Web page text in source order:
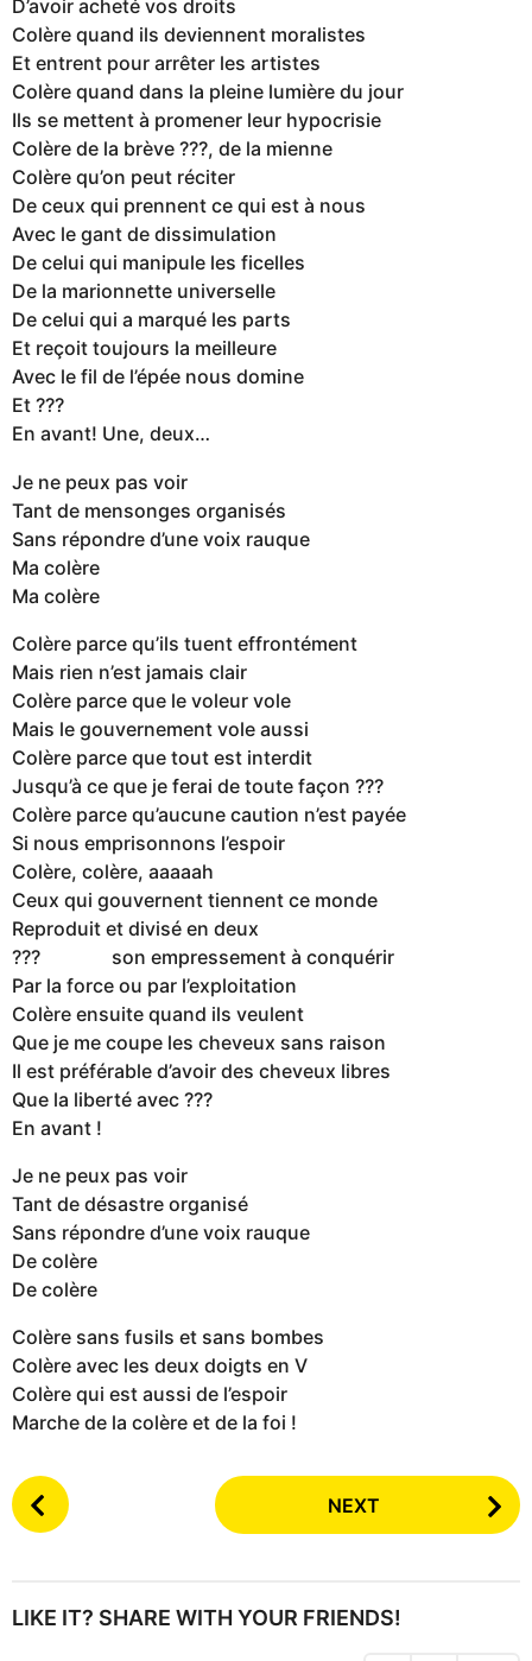
D’avoir acheté vos droits
Colère quand ils deviennent moralistes
Et entrent pour arrêter les artistes
Colère quand dans la pleine lumière du jour
Ils se mettent à promener leur hypocrisie
Colère de la brève ???, de la mienne
Colère qu’on peut réciter
De ceux qui prennent ce qui est à nous
Avec le gant de dissimulation
De celui qui manipule les ficelles
De la marionnette universelle
De celui qui a marqué les parts
Et reçoit toujours la meilleure
Avec le fil de l’épée nous domine
Et ???
En avant! Une, deux…
Je ne peux pas voir
Tant de mensonges organisés
Sans répondre d’une voix rauque
Ma colère
Ma colère
Colère parce qu’ils tuent effrontément
Mais rien n’est jamais clair
Colère parce que le voleur vole
Mais le gouvernement vole aussi
Colère parce que tout est interdit
Jusqu’à ce que je ferai de toute façon ???
Colère parce qu’aucune caution n’est payée
Si nous emprisonnons l’espoir
Colère, colère, aaaaah
Ceux qui gouvernent tiennent ce monde
Reproduit et divisé en deux
??? son empressement à conquérir
Par la force ou par l’exploitation
Colère ensuite quand ils veulent
Que je me coupe les cheveux sans raison
Il est préférable d’avoir des cheveux libres
Que la liberté avec ???
En avant !
Je ne peux pas voir
Tant de désastre organisé
Sans répondre d’une voix rauque
De colère
De colère
Colère sans fusils et sans bombes
Colère avec les deux doigts en V
Colère qui est aussi de l’espoir
Marche de la colère et de la foi !
P
o
P
NEXT
LIKE IT? SHARE WITH YOUR FRIENDS!